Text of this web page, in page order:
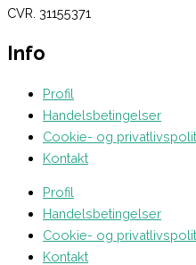
CVR. 31155371
Info
Profil
Handelsbetingelser
Cookie- og
Kontakt
Profil
Handelsbetingelser
Cookie- og
Kontakt